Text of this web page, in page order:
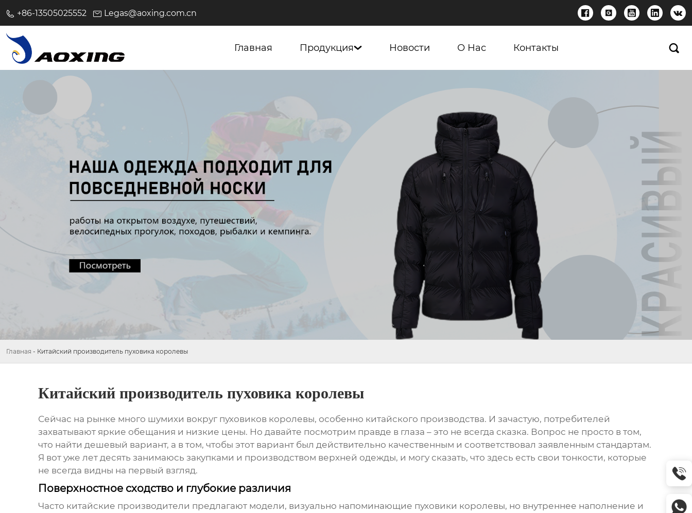
+86-13505025552 Legas@aoxing.com.cn     
Главная Продукция Новости О Нас Контакты 
Главная - Китайский производитель пуховика королевы
Китайский производитель пуховика королевы
Сейчас на рынке много шумихи вокруг пуховиков королевы, особенно китайского производства. И зачастую, потребителей
захватывают яркие обещания и низкие цены. Но давайте посмотрим правде в глаза – это не всегда сказка. Вопрос не просто в том,
что найти дешевый вариант, а в том, чтобы этот вариант был действительно качественным и соответствовал заявленным стандартам.
Я вот уже лет десять занимаюсь закупками и производством верхней одежды, и могу сказать, что здесь есть свои тонкости, которые
не всегда видны на первый взгляд.
Поверхностное сходство и глубокие различия
Часто китайские производители предлагают модели, визуально напоминающие пуховики королевы, но внутреннее наполнение и